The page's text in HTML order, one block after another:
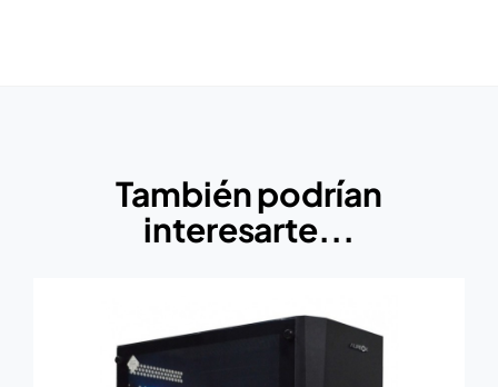
También podrían
interesarte...